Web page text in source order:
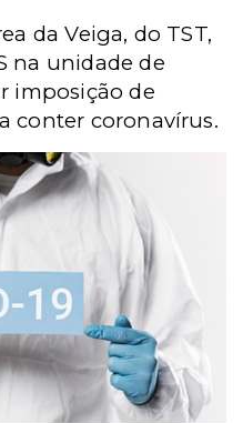
da Veiga, do TST,
na unidade de
imposição de
conter coronavírus.